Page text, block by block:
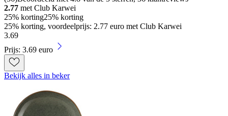
2.77 met Club Karwei
25% korting25% korting
25% korting, voordeelprijs: 2.77 euro met Club Karwei
3.69
Prijs: 3.69 euro
Bekijk alles in beker